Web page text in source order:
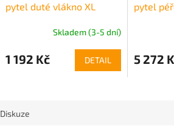
pytel duté vlákno XL
Skladem (3-5 dní)
1 192 Kč DETAIL
pytel
5 272
Diskuze